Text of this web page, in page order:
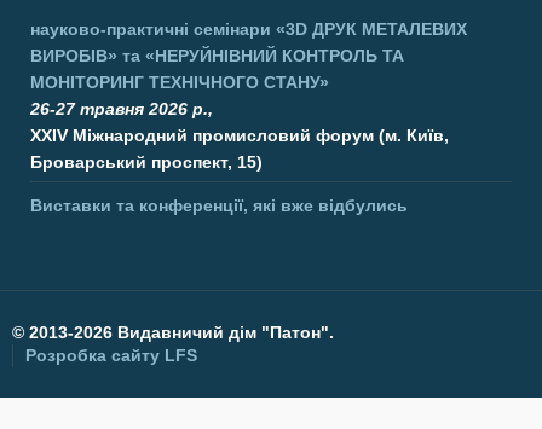
науково-практичні семінари «3D ДРУК МЕТАЛЕВИХ
ВИРОБІВ» та «НЕРУЙНІВНИЙ КОНТРОЛЬ ТА
МОНІТОРИНГ ТЕХНІЧНОГО СТАНУ»
26-27 травня 2026 р.,
XXIV Міжнародний промисловий форум (м. Київ,
Броварський проспект, 15)
Виставки та конференції, які вже відбулись
© 2013-2026 Видавничий дім "Патон".
Розробка сайту LFS